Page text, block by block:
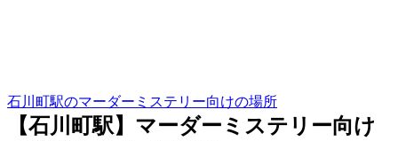
石川町駅のマーダーミステリー向けの場所
【石川町駅】マーダーミステリー向け